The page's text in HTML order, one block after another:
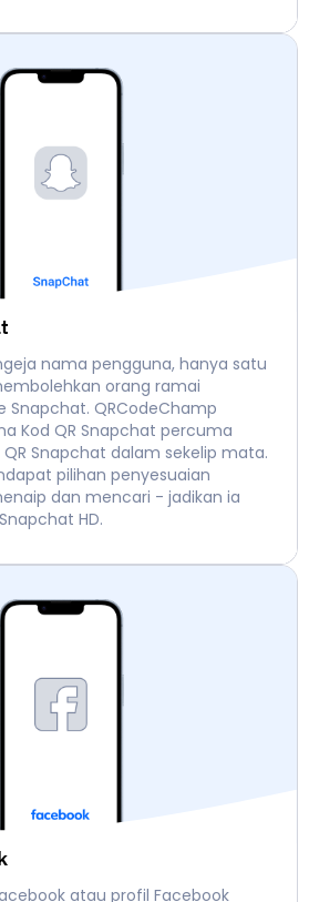
nama pengguna, hanya satu
orang ramai
QRCodeChamp
Kod QR Snapchat percuma
Snapchat dalam sekelip mata.
pilihan penyesuaian
dan mencari - jadikan ia
HD.
atau profil Facebook